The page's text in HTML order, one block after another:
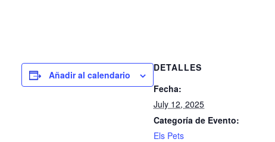
Añadir al calendario
DETALLES
Fecha:
July 12, 2025
Categoría de Evento:
Els Pets